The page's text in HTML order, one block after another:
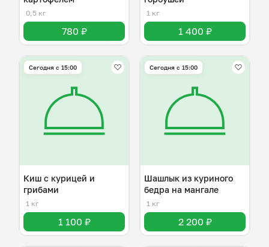
0,5 кг
780 ₽
1 кг
1 400 ₽
Сегодня с 15:00
Киш с курицей и
грибами
1 кг
1 100 ₽
Сегодня с 15:00
Шашлык из куриного
бедра на мангале
1 кг
2 200 ₽